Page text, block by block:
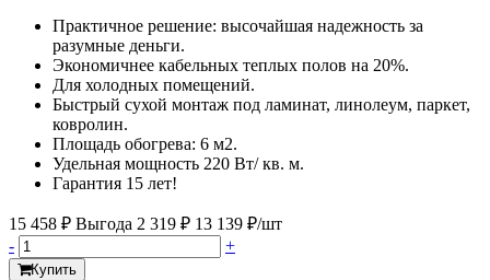
Практичное решение: высочайшая надежность за
разумные деньги.
Экономичнее кабельных теплых полов на 20%.
Для холодных помещений.
Быстрый сухой монтаж под ламинат, линолеум, паркет,
ковролин.
Площадь обогрева: 6 м2.
Удельная мощность 220 Вт/ кв. м.
Гарантия 15 лет!
15 458 ₽ Выгода 2 319 ₽ 13 139 ₽/шт
-
+
Купить